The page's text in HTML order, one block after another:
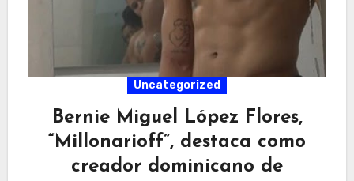
Uncategorized
Bernie Miguel López Flores,
“Millonarioff”, destaca como
creador dominicano de